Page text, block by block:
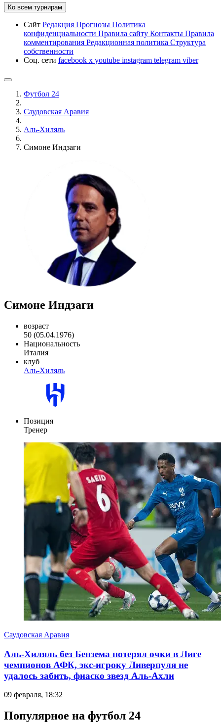
Ко всем турнирам
Сайт Редакция Прогнозы Политика
конфиденциальности Правила сайту Контакты Правила
комментирования Редакционная политика Структура
собственности
Соц. сети facebook x youtube instagram telegram viber
Футбол 24
Саудовская Аравия
Аль-Хиляль
Симоне Индзаги
Симоне Индзаги
возраст
50 (05.04.1976)
Национальность
Италия
клуб
Аль-Хиляль
Позиция
Тренер
Саудовская Аравия
Аль-Хиляль без Бензема потерял очки в Лиге
чемпионов АФК, экс-игроку Ливерпуля не
удалось забить, фиаско звезд Аль-Ахли
09 февраля, 18:32
Популярное на футбол 24